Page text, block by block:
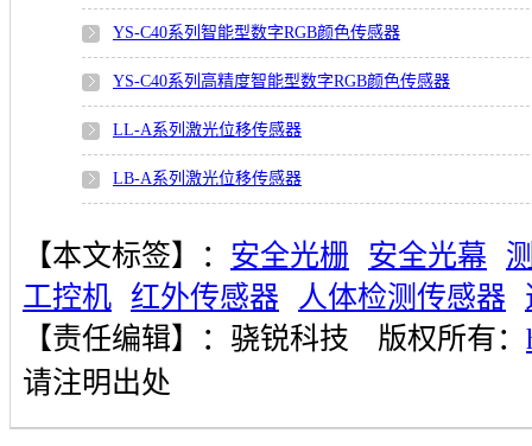
YS-C40系列智能型数字RGB颜色传感器
YS-C40系列高精度智能型数字RGB颜色传感器
LL-A系列激光位移传感器
LB-A系列激光位移传感器
【本文标签】： 安全光栅 安全光幕
工控机
红外传感器 人体检测传感器
【责任编辑】： 骁锐科技 版权所有：
请注明出处